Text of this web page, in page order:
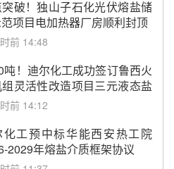
破！独山子石化光伏熔盐储
项目电加热器厂房顺利封顶
前 14:48
吨！迪尔化工成功签订鲁西火
灵活性改造项目三元液态盐
同
前 14:12
化工预中标华能西安热工院
2029年熔盐介质框架协议